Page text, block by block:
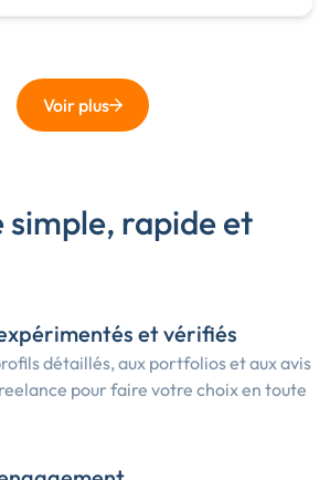
Voir plus
simple, rapide et
et vérifiés
détaillés, aux portfolios et aux avis
pour faire votre choix en toute